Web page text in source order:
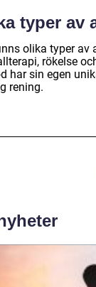
typer av
olika typer av
rökelse
har sin egen
rening.